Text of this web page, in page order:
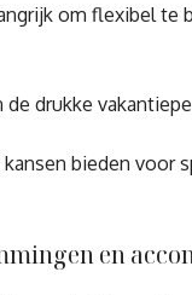
om flexibel te
drukke
bieden
en